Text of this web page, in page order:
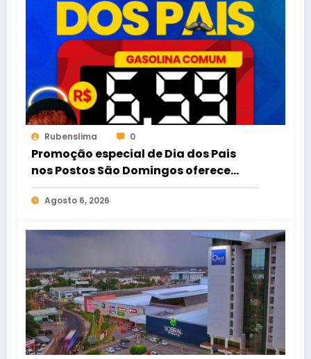
Rubenslima 0
Promoção especial de Dia dos Pais
nos Postos São Domingos oferece
gasolina comum por R$ 6,59
Agosto 6, 2026